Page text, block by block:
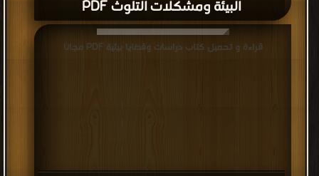
البيئة ومشكلات التلوث PDF
قراءة و تحميل كتاب دراسات وقضايا بيئية PDF مجانا